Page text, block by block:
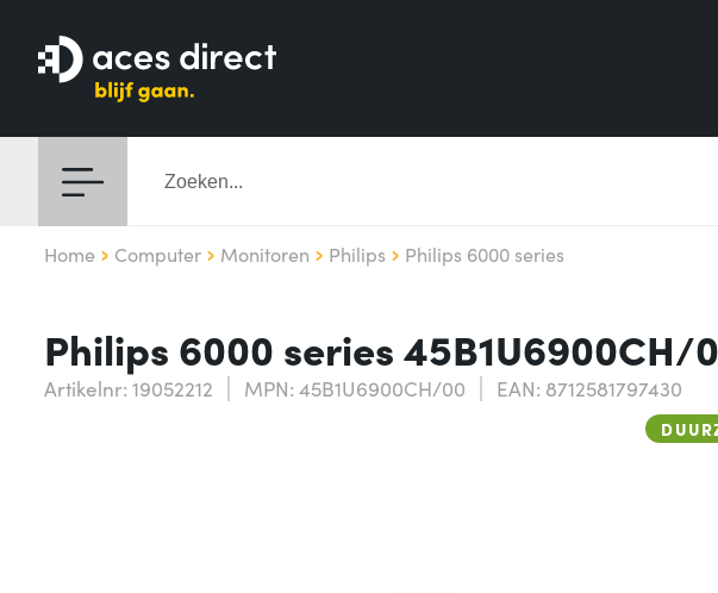
Home Computer Monitoren Philips Philips 6000 series
Philips 6000 series
Artikelnr: 19052212 MPN: 45B1U6900CH/00 EAN: 8712581797430